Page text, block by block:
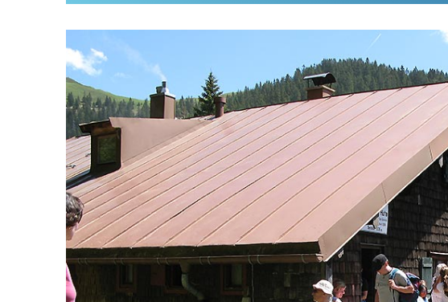
Im Tourenarchiv suchen
Land:
Region:
Gebirge:
Art der
von
von
Suchbegriff: